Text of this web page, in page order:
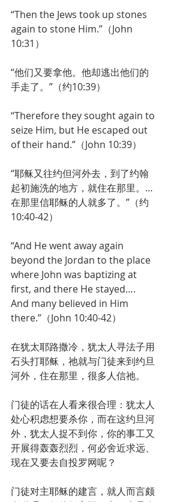
“Then the Jews took up stones
again to stone Him.”（John
10:31）
“他们又要拿他。他却逃出他们的
手走了。”（约10:39）
“Therefore they sought again to
seize Him, but He escaped out
of their hand.”（John 10:39）
“耶稣又往约但河外去，到了约翰
起初施洗的地方，就住在那里。…
在那里信耶稣的人就多了。”（约
10:40-42）
“And He went away again
beyond the Jordan to the place
where John was baptizing at
first, and there He stayed….
And many believed in Him
there.”（John 10:40-42）
在犹太耶路撒冷，犹太人寻法子用
石头打耶稣，祂就与门徒来到约旦
河外，住在那里，很多人信祂。
门徒的话在人看来很合理：犹太人
处心积虑想要杀你，而在这约旦河
外，犹太人捉不到你，你的事工又
开展得轰轰烈烈，何必舍近求远、
现在又要去自投罗网呢？
门徒对主耶稣的建言，就人而言颇